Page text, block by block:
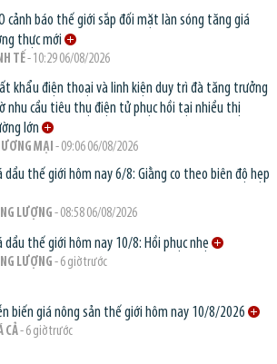
cảnh báo thế giới sắp đối mặt làn sóng tăng giá
thực mới
TẾ- 10:29 06/08/2026
khẩu điện thoại và linh kiện duy trì đà tăng trưởng
nhu cầu tiêu thụ điện tử phục hồi tại nhiều thị
lớn
MẠI - 09:06 06/08/2026
dầu thế giới hôm nay 6/8: Giằng co theo biên độ hẹp
LƯỢNG- 08:58 06/08/2026
dầu thế giới hôm nay 10/8: Hồi phục nhẹ
LƯỢNG - 6 giờ trước
biến giá nông sản thế giới hôm nay 10/8/2026
CẢ- 6 giờ trước